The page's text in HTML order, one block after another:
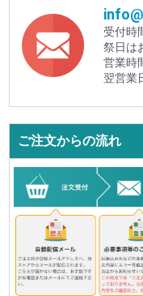
受付時
祭日は
営業時
翌営業
ご注文からの流れ